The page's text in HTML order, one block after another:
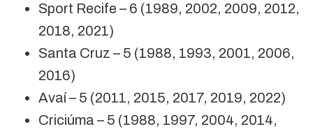
Sport Recife – 6 (1989, 2002, 2009, 2012,
2018, 2021)
Santa Cruz – 5 (1988, 1993, 2001, 2006,
2016)
Avaí – 5 (2011, 2015, 2017, 2019, 2022)
Criciúma – 5 (1988, 1997, 2004, 2014,